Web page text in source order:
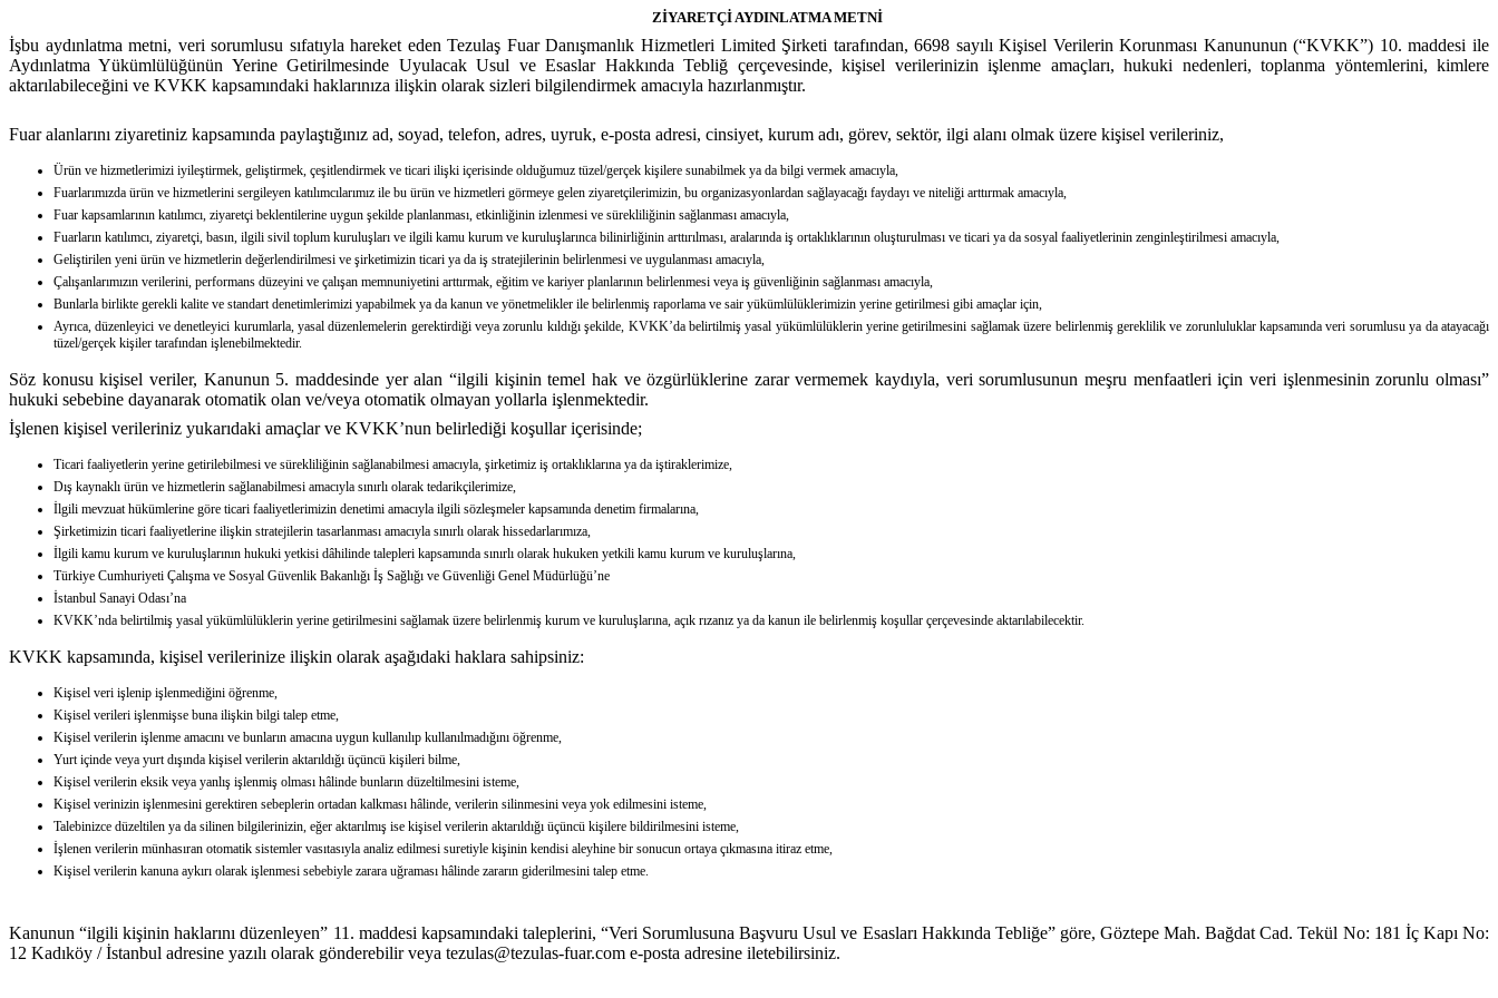
ZİYARETÇİ AYDINLATMA METNİ
İşbu aydınlatma metni, veri sorumlusu sıfatıyla hareket eden Tezulaş Fuar Danışmanlık Hizmetleri Limited Şirketi tarafından, 6698 sayılı Kişisel Verilerin Korunması Kanununun (“KVKK”) 10. maddesi ile
Aydınlatma Yükümlülüğünün Yerine Getirilmesinde Uyulacak Usul ve Esaslar Hakkında Tebliğ çerçevesinde, kişisel verilerinizin işlenme amaçları, hukuki nedenleri, toplanma yöntemlerini, kimlere
aktarılabileceğini ve KVKK kapsamındaki haklarınıza ilişkin olarak sizleri bilgilendirmek amacıyla hazırlanmıştır.
Fuar alanlarını ziyaretiniz kapsamında paylaştığınız ad, soyad, telefon, adres, uyruk, e-posta adresi, cinsiyet, kurum adı, görev, sektör, ilgi alanı olmak üzere kişisel verileriniz,
Ürün ve hizmetlerimizi iyileştirmek, geliştirmek, çeşitlendirmek ve ticari ilişki içerisinde olduğumuz tüzel/gerçek kişilere sunabilmek ya da bilgi vermek amacıyla,
Fuarlarımızda ürün ve hizmetlerini sergileyen katılımcılarımız ile bu ürün ve hizmetleri görmeye gelen ziyaretçilerimizin, bu organizasyonlardan sağlayacağı faydayı ve niteliği arttırmak amacıyla,
Fuar kapsamlarının katılımcı, ziyaretçi beklentilerine uygun şekilde planlanması, etkinliğinin izlenmesi ve sürekliliğinin sağlanması amacıyla,
Fuarların katılımcı, ziyaretçi, basın, ilgili sivil toplum kuruluşları ve ilgili kamu kurum ve kuruluşlarınca bilinirliğinin arttırılması, aralarında iş ortaklıklarının oluşturulması ve ticari ya da sosyal faaliyetlerinin zenginleştirilmesi amacıyla,
Geliştirilen yeni ürün ve hizmetlerin değerlendirilmesi ve şirketimizin ticari ya da iş stratejilerinin belirlenmesi ve uygulanması amacıyla,
Çalışanlarımızın verilerini, performans düzeyini ve çalışan memnuniyetini arttırmak, eğitim ve kariyer planlarının belirlenmesi veya iş güvenliğinin sağlanması amacıyla,
Bunlarla birlikte gerekli kalite ve standart denetimlerimizi yapabilmek ya da kanun ve yönetmelikler ile belirlenmiş raporlama ve sair yükümlülüklerimizin yerine getirilmesi gibi amaçlar için,
Ayrıca, düzenleyici ve denetleyici kurumlarla, yasal düzenlemelerin gerektirdiği veya zorunlu kıldığı şekilde, KVKK’da belirtilmiş yasal yükümlülüklerin yerine getirilmesini sağlamak üzere belirlenmiş gereklilik ve zorunluluklar kapsamında veri sorumlusu ya da atayacağı
tüzel/gerçek kişiler tarafından işlenebilmektedir.
Söz konusu kişisel veriler, Kanunun 5. maddesinde yer alan “ilgili kişinin temel hak ve özgürlüklerine zarar vermemek kaydıyla, veri sorumlusunun meşru menfaatleri için veri işlenmesinin zorunlu olması”
hukuki sebebine dayanarak otomatik olan ve/veya otomatik olmayan yollarla işlenmektedir.
İşlenen kişisel verileriniz yukarıdaki amaçlar ve KVKK’nun belirlediği koşullar içerisinde;
Ticari faaliyetlerin yerine getirilebilmesi ve sürekliliğinin sağlanabilmesi amacıyla, şirketimiz iş ortaklıklarına ya da iştiraklerimize,
Dış kaynaklı ürün ve hizmetlerin sağlanabilmesi amacıyla sınırlı olarak tedarikçilerimize,
İlgili mevzuat hükümlerine göre ticari faaliyetlerimizin denetimi amacıyla ilgili sözleşmeler kapsamında denetim firmalarına,
Şirketimizin ticari faaliyetlerine ilişkin stratejilerin tasarlanması amacıyla sınırlı olarak hissedarlarımıza,
İlgili kamu kurum ve kuruluşlarının hukuki yetkisi dâhilinde talepleri kapsamında sınırlı olarak hukuken yetkili kamu kurum ve kuruluşlarına,
Türkiye Cumhuriyeti Çalışma ve Sosyal Güvenlik Bakanlığı İş Sağlığı ve Güvenliği Genel Müdürlüğü’ne
İstanbul Sanayi Odası’na
KVKK’nda belirtilmiş yasal yükümlülüklerin yerine getirilmesini sağlamak üzere belirlenmiş kurum ve kuruluşlarına, açık rızanız ya da kanun ile belirlenmiş koşullar çerçevesinde aktarılabilecektir.
KVKK kapsamında, kişisel verilerinize ilişkin olarak aşağıdaki haklara sahipsiniz:
Kişisel veri işlenip işlenmediğini öğrenme,
Kişisel verileri işlenmişse buna ilişkin bilgi talep etme,
Kişisel verilerin işlenme amacını ve bunların amacına uygun kullanılıp kullanılmadığını öğrenme,
Yurt içinde veya yurt dışında kişisel verilerin aktarıldığı üçüncü kişileri bilme,
Kişisel verilerin eksik veya yanlış işlenmiş olması hâlinde bunların düzeltilmesini isteme,
Kişisel verinizin işlenmesini gerektiren sebeplerin ortadan kalkması hâlinde, verilerin silinmesini veya yok edilmesini isteme,
Talebinizce düzeltilen ya da silinen bilgilerinizin, eğer aktarılmış ise kişisel verilerin aktarıldığı üçüncü kişilere bildirilmesini isteme,
İşlenen verilerin münhasıran otomatik sistemler vasıtasıyla analiz edilmesi suretiyle kişinin kendisi aleyhine bir sonucun ortaya çıkmasına itiraz etme,
Kişisel verilerin kanuna aykırı olarak işlenmesi sebebiyle zarara uğraması hâlinde zararın giderilmesini talep etme.
Kanunun “ilgili kişinin haklarını düzenleyen” 11. maddesi kapsamındaki taleplerini, “Veri Sorumlusuna Başvuru Usul ve Esasları Hakkında Tebliğe” göre, Göztepe Mah. Bağdat Cad. Tekül No: 181 İç Kapı No:
12 Kadıköy / İstanbul adresine yazılı olarak gönderebilir veya tezulas@tezulas-fuar.com e-posta adresine iletebilirsiniz.